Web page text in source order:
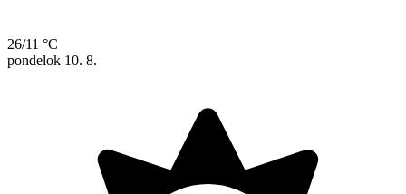
26/11 °C
pondelok 10. 8.